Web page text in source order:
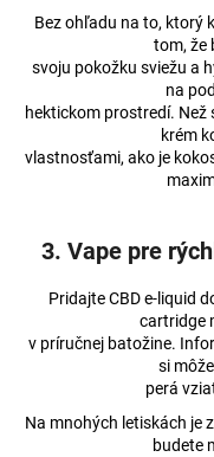
Bez ohľadu na to, ktorý
tom, že
svoju pokožku sviežu a
na
hektickom prostredí. Než
krém
vlastnosťami, ako je
3. Vape pre
Pridajte CBD e-liquid
cartridge
v príručnej batožine.
si
perá
Na mnohých letiskách je
budete